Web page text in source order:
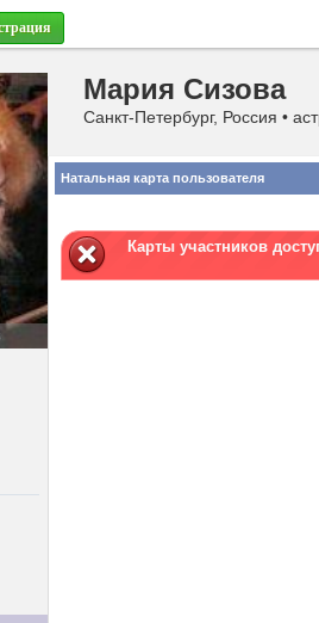
Мария Сизова
Санкт-Петербург, Россия •
Натальная карта пользователя
Карты участников